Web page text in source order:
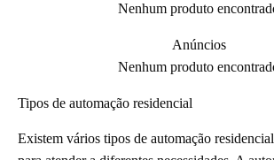
Nenhum produto
Anúncios
Nenhum produto
Tipos de automação residencial
Existem vários tipos de automação